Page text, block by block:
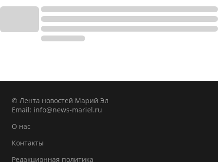
© Лента новостей Марий Эл
Email: info@news-mariel.ru
О нас
Контакты
Редакционная политика